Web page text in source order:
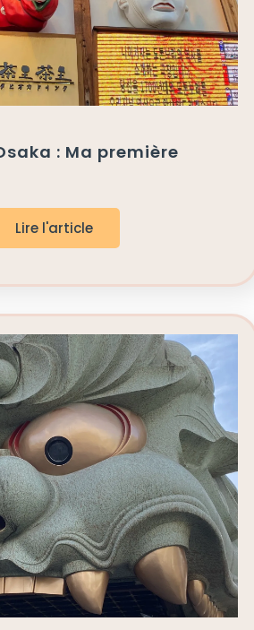
: Ma première
Lire l'article